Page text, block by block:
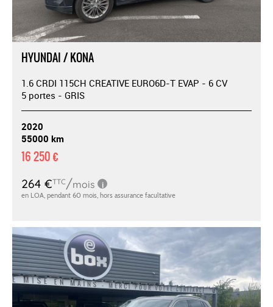
HYUNDAI / KONA
1.6 CRDI 115CH CREATIVE EURO6D-T EVAP - 6 CV
5 portes - GRIS
2020
55000 km
16 250 €